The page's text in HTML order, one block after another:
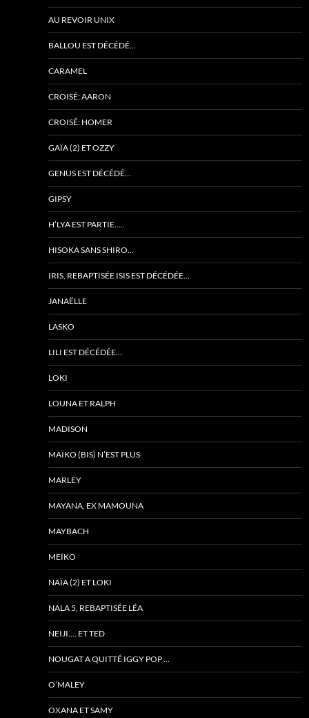
AU REVOIR UNIX
BALLOU EST DÉCÉDÉ…
CARAMEL
CROISÉ: AARON
CROISÉ: HOMER
GAÏA (2) ET OZZY
GENUS EST DÉCÉDÉ…
GIPSY
H’LYA EST PARTIE…..
HISOKA SANS SHIRO…
IRIS, REBAPTISÉE ISIS EST DÉCÉDÉE…
JANAËLLE
LASKO
LILI EST DÉCÉDÉE…
LOKI
LOUNA ET RALPH
MADISON
MAÏKO (BIS) N’EST PLUS
MARLEY
MAYANA, EX MAMOUNA
MAYBACH
MEÏKO
NAÏA (2) ET LOKI
NALA 5, REBAPTISÉE LÉA
NEIJI…. ET TED
NOUGAT A QUITTÉ IGGY POP …
O’MALEY
OXANA ET SAMY